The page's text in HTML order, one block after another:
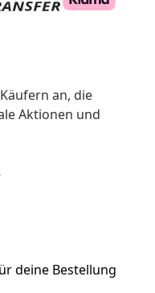
an, die
Aktionen und
deine Bestellung